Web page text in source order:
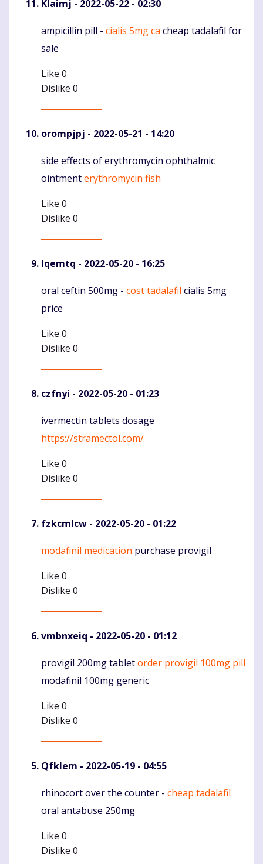
Klaimj - 2022-05-22 - 02:30
Komentaras
ampicillin pill - cialis 5mg ca cheap tadalafil for
sale
Like 0
Dislike 0
orompjpj - 2022-05-21 - 14:20
Komentaras
side effects of erythromycin ophthalmic
ointmenterythromycin fish
Like 0
Dislike 0
Iqemtq - 2022-05-20 - 16:25
Komentaras
oral ceftin 500mg - cost tadalafil cialis 5mg
price
Like 0
Dislike 0
czfnyi - 2022-05-20 - 01:23
Komentaras
ivermectin tablets dosage
https://stramectol.com/
Like 0
Dislike 0
fzkcmlcw - 2022-05-20 - 01:22
Komentaras
modafinil medication purchase provigil
Like 0
Dislike 0
vmbnxeiq - 2022-05-20 - 01:12
Komentaras
provigil 200mg tabletorder provigil 100mg pill
modafinil 100mg generic
Like 0
Dislike 0
Qfklem - 2022-05-19 - 04:55
Komentaras
rhinocort over the counter - cheap tadalafil
oral antabuse 250mg
Like 0
Dislike 0